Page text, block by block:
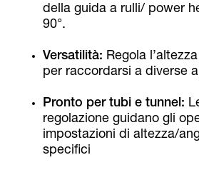
della guida a rulli/ power
90°.
Versatilità: Regola
per raccordarsi a diverse
Pronto per tubi e tunnel:
regolazione guidano gli
impostazioni di altezza/
specifici